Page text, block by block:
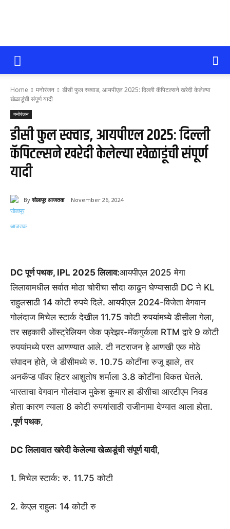
सोलापूर
आजतक
Home मनोरंजन
डीसी फुल स्क्वाड, आयपीएल 2025: दिल्ली कॅपिटल्सने खरेदी केलेल्या
खेळाडूंची संपूर्ण यादी
मनोरंजन
डीसी फुल स्क्वाड, आयपीएल 2025: दिल्ली
कॅपिटल्सने खरेदी केलेल्या खेळाडूंची संपूर्ण
यादी
By सोलापूर आजतक November 26, 2024
DC पूर्ण पथक, IPL 2025 लिलाव:आयपीएल 2025 मेगा
लिलावामधील सर्वात मोठा चोरीचा सौदा काढून घेण्यासाठी DC ने KL
राहुलसाठी 14 कोटी रुपये दिले. आयपीएल 2024-विजेता वेगवान
गोलंदाज मिचेल स्टार्क देखील 11.75 कोटी रुपयांमध्ये डीसीला गेला,
तर सहकारी ऑस्ट्रेलियन जेक फ्रेझर-मॅकगुर्कला RTM द्वारे 9 कोटी
रुपयांमध्ये परत आणण्यात आले. टी नटराजन हे आणखी एक मोठे
संपादन होते, जे डीसीमध्ये रु. 10.75 कोटींना रुजू झाले, तर
अनकॅप्ड पॉवर हिटर आशुतोष शर्माला 3.8 कोटींना विकत घेतले.
भारताचा वेगवान गोलंदाज मुकेश कुमार हा डीसीचा आरटीएम निवड
होता कारण त्याला 8 कोटी रुपयांसाठी राजीनामा देण्यात आला होता.
,पूर्ण पथक,
DC लिलावात खरेदी केलेल्या खेळाडूंची संपूर्ण यादी,
1. मिचेल स्टार्क: रु. 11.75 कोटी
2. केएल राहुल: 14 कोटी रु